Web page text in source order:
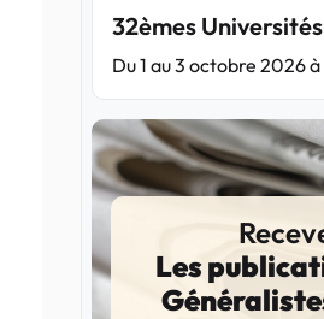
32èmes
Du 1 au 3 octobre 2026
Les